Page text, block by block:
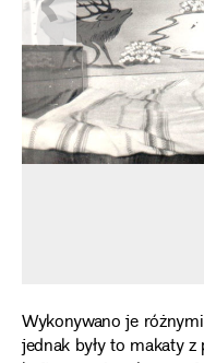
Wykonywano je
jednak były to makaty z